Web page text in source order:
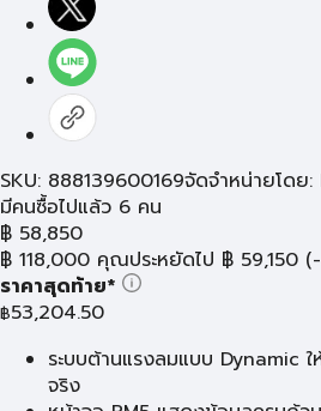
SKU: 888139600169จัดจำหน่ายโดย:
มีคนซื้อไปแล้ว 6 คน
฿ 58,850
฿ 118,000 คุณประหยัดไป ฿ 59,150
ราคาสุดท้าย*
฿53,204.50
ระบบต้านแรงลมแบบ Dynamic
จริง